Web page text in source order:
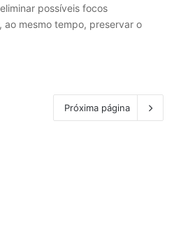
possíveis focos
ao mesmo tempo, preservar o
Próxima página